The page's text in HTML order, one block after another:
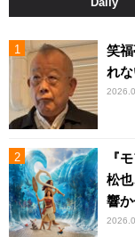
笑
れ
『
松
響